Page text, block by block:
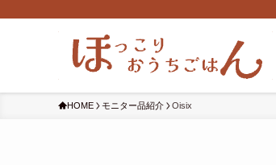
HOME モニター品紹介 Oisix